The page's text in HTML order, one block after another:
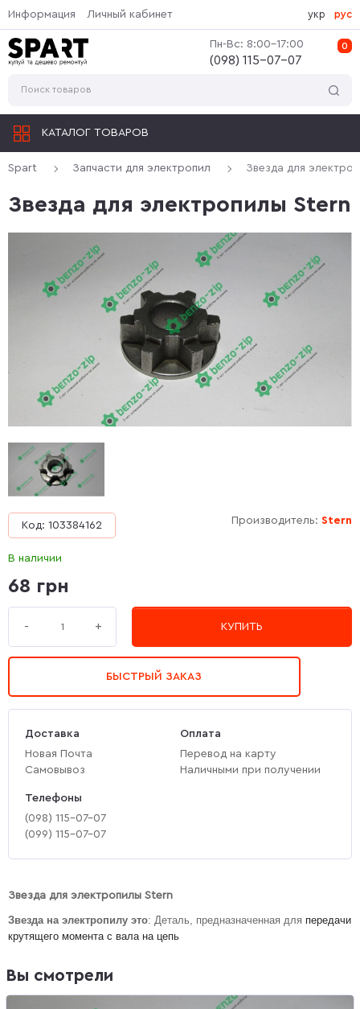
Информация Личный кабинет
0
Пн-Вс: 8:00-17:00
(‎098) 115-07-07
укр рус
КАТАЛОГ ТОВАРОВ
Spart Запчасти для электропил Звезда для
Звезда для электропилы Stern
Производитель: Stern
Код: 103384162
В наличии
68 грн
- + КУПИТЬ
БЫСТРЫЙ ЗАКАЗ
Доставка
Новая Почта
Самовывоз
Оплата
Перевод на карту
Наличными при получении
Телефоны
(‎098) 115-07-07
(‎099) 115-07-07
Звезда для электропилы Stern
Звезда на электропилу это: Деталь, предназначенная для передачи
крутящего момента с вала на цепь
Вы смотрели